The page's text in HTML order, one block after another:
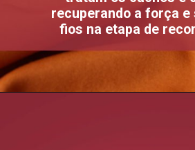
recuperando a força e
fios na etapa de